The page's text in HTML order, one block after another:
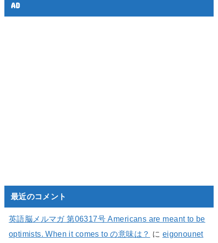
AD
最近のコメント
英語脳メルマガ 第06317号 Americans are meant to be
optimists. When it comes to の意味は？ に eigonounet